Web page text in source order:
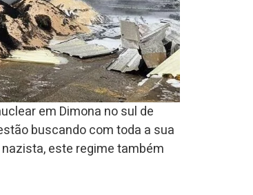
em Dimona no sul de
buscando com toda a sua
este regime também